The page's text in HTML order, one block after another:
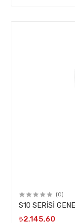
(0)
S10
₺2.145,60